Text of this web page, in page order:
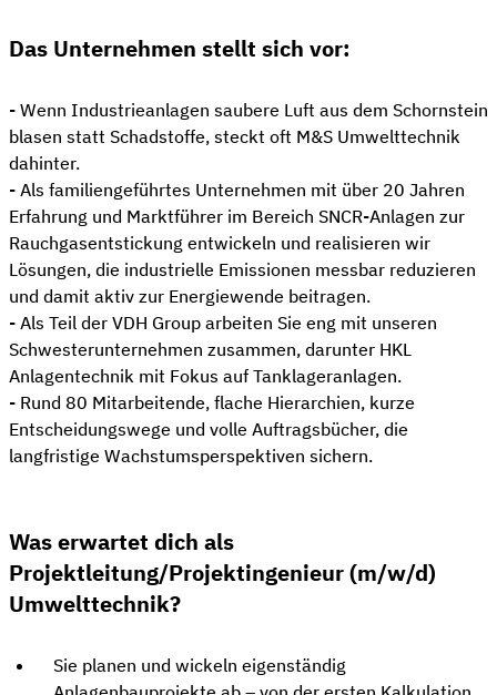
Das Unternehmen stellt sich vor:
- Wenn Industrieanlagen saubere Luft aus dem Schornstein
blasen statt Schadstoffe, steckt oft M&S Umwelttechnik
dahinter.
- Als familiengeführtes Unternehmen mit über 20 Jahren
Erfahrung und Marktführer im Bereich SNCR-Anlagen zur
Rauchgasentstickung entwickeln und realisieren wir
Lösungen, die industrielle Emissionen messbar reduzieren
und damit aktiv zur Energiewende beitragen.
- Als Teil der VDH Group arbeiten Sie eng mit unseren
Schwesterunternehmen zusammen, darunter HKL
Anlagentechnik mit Fokus auf Tanklageranlagen.
- Rund 80 Mitarbeitende, flache Hierarchien, kurze
Entscheidungswege und volle Auftragsbücher, die
langfristige Wachstumsperspektiven sichern.
Was erwartet dich als
Projektleitung/Projektingenieur (m/w/d)
Umwelttechnik?
Sie planen und wickeln eigenständig